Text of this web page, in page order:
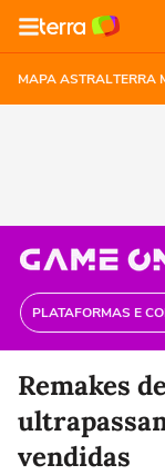
MAPA ASTRALTERRA
PLATAFORMAS E
Remakes
vendidas